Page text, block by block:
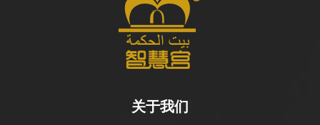
关于我们